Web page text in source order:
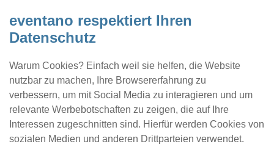
eventano respektiert Ihren
Datenschutz
Warum Cookies? Einfach weil sie helfen, die Website
nutzbar zu machen, Ihre Browsererfahrung zu
verbessern, um mit Social Media zu interagieren und um
relevante Werbebotschaften zu zeigen, die auf Ihre
Interessen zugeschnitten sind. Hierfür werden Cookies von
sozialen Medien und anderen Drittparteien verwendet.
Kontakt Location eintragen Profil